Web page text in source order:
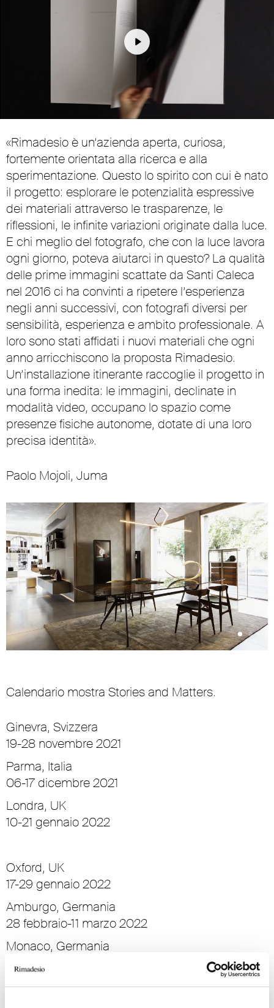
Unmute Settings
Play
«Rimadesio è un’azienda aperta, curiosa,
fortemente orientata alla ricerca e alla
sperimentazione. Questo lo spirito con cui è nato
il progetto: esplorare le potenzialità espressive
dei materiali attraverso le trasparenze, le
riflessioni, le infinite variazioni originate dalla luce.
E chi meglio del fotografo, che con la luce lavora
ogni giorno, poteva aiutarci in questo? La qualità
delle prime immagini scattate da Santi Caleca
nel 2016 ci ha convinti a ripetere l’esperienza
negli anni successivi, con fotografi diversi per
sensibilità, esperienza e ambito professionale. A
loro sono stati affidati i nuovi materiali che ogni
anno arricchiscono la proposta Rimadesio.
Un’installazione itinerante raccoglie il progetto in
una forma inedita: le immagini, declinate in
modalità video, occupano lo spazio come
presenze fisiche autonome, dotate di una loro
precisa identità».
Paolo Mojoli, Juma
Calendario mostra Stories and Matters.
Ginevra, Svizzera
19-28 novembre 2021
Parma, Italia
06-17 dicembre 2021
Londra, UK
10-21 gennaio 2022
Oxford, UK
17-29 gennaio 2022
Amburgo, Germania
28 febbraio-11 marzo 2022
Monaco, Germania
7-18 marzo 2022